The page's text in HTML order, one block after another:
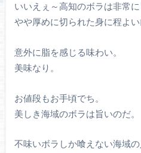
いいえぇ～高知のボラは非常に
やや厚めに切られた身に程よい
意外に脂を感じる味わい。
美味なり。
お値段もお手頃でち。
美しき海域のボラは旨いのだ。
不味いボラしか喰えない海域